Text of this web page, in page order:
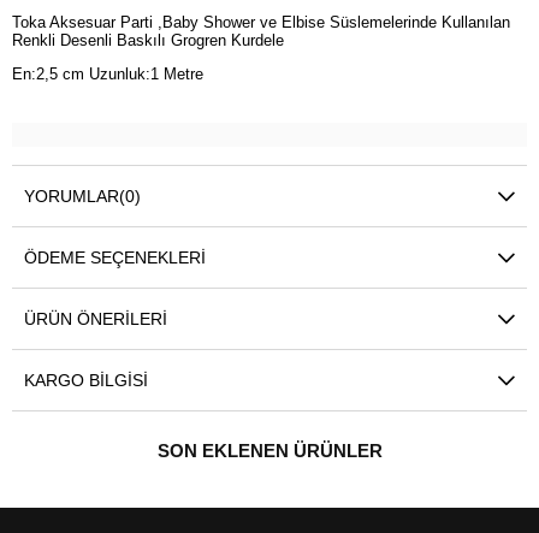
Toka Aksesuar Parti ,Baby Shower ve Elbise Süslemelerinde Kullanılan
Renkli Desenli Baskılı Grogren Kurdele
En:2,5 cm Uzunluk:1 Metre
YORUMLAR(0)
ÖDEME SEÇENEKLERI
ÜRÜN ÖNERILERI
KARGO BILGISI
SON EKLENEN ÜRÜNLER